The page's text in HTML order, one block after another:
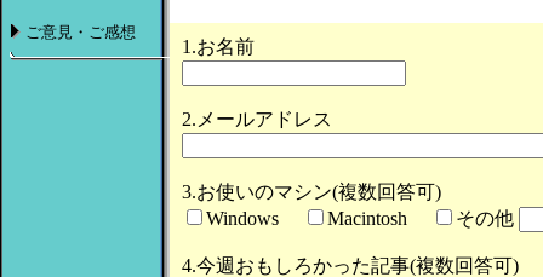
ご意見・ご感想
1.お名前
2.メールアドレス
3.お使いのマシン(複数回答可)
Windows
Macintosh その他
4.今週おもしろかった記事(複数回答可)